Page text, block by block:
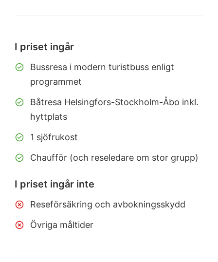
I priset ingår
Bussresa i modern turistbuss enligt
programmet
Båtresa Helsingfors-Stockholm-Åbo inkl.
hyttplats
1 sjöfrukost
Chaufför (och reseledare om stor grupp)
I priset ingår inte
Reseförsäkring och avbokningsskydd
Övriga måltider